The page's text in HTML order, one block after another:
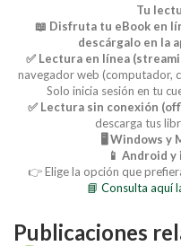
Tu
📖 Disfruta tu eBook en
descárgalo en la
✅ Lectura en línea
navegador web (computador,
Solo inicia sesión en tu
✅ Lectura sin conexión
descarga tus
🖥️ Windows y
📱 Android y
👉 Elige la opción que
📘 Consulta aquí
Publicaciones